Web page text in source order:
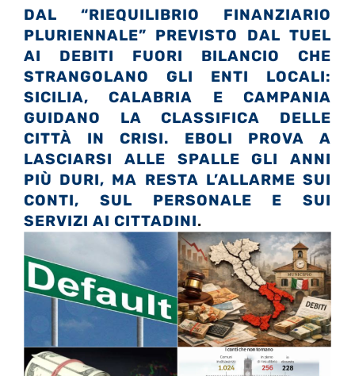
DAL “RIEQUILIBRIO FINANZIARIO
PLURIENNALE” PREVISTO DAL TUEL
AI DEBITI FUORI BILANCIO CHE
STRANGOLANO GLI ENTI LOCALI:
SICILIA, CALABRIA E CAMPANIA
GUIDANO LA CLASSIFICA DELLE
CITTÀ IN CRISI. EBOLI PROVA A
LASCIARSI ALLE SPALLE GLI ANNI
PIÙ DURI, MA RESTA L’ALLARME SUI
CONTI, SUL PERSONALE E SUI
SERVIZI AI CITTADINI.